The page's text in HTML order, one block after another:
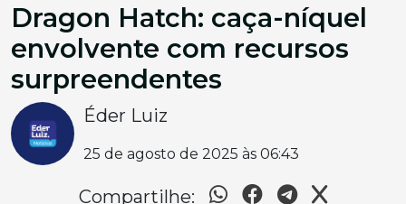
Dragon Hatch: caça-níquel
envolvente com recursos
surpreendentes
Éder Luiz
25 de agosto de 2025 às 06:43
Compartilhe: